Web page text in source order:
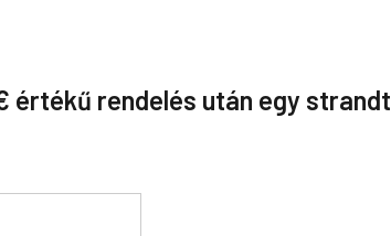
értékű rendelés után egy